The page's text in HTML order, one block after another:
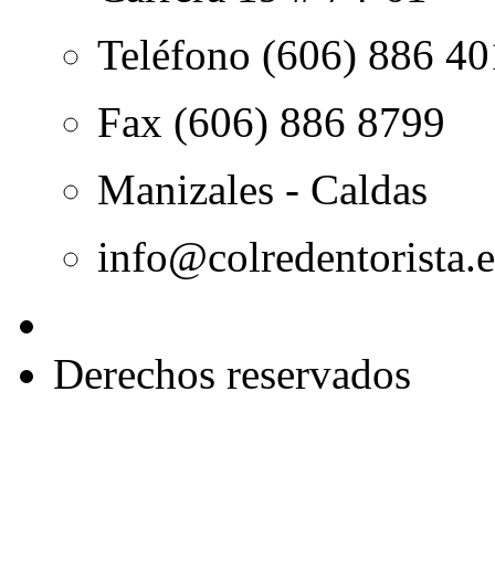
Teléfono (606) 886
Fax (606) 886 8799
Manizales - Caldas
Derechos reservados